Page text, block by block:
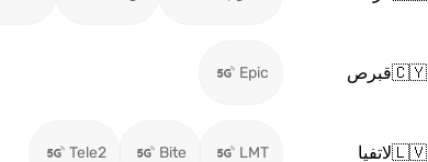
🇨🇾قبرص Epic
🇱🇻لاتفيا LMT
Bite
Tele2